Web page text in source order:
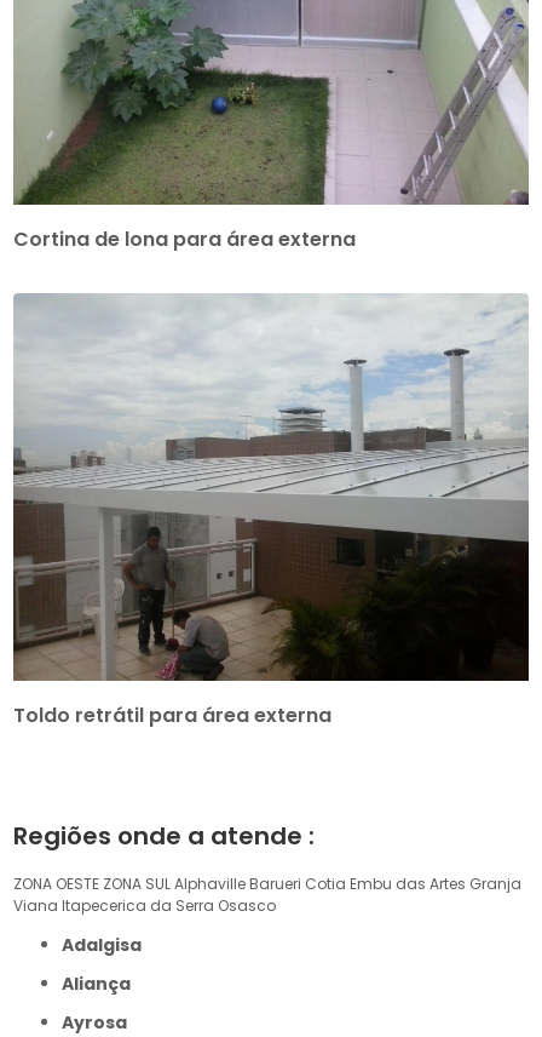
Cortina de lona para área externa
Toldo retrátil para área externa
Regiões onde a atende :
ZONA OESTE ZONA SULAlphaville Barueri Cotia Embu das Artes Granja
Viana Itapecerica da Serra Osasco
Adalgisa
Aliança
Ayrosa